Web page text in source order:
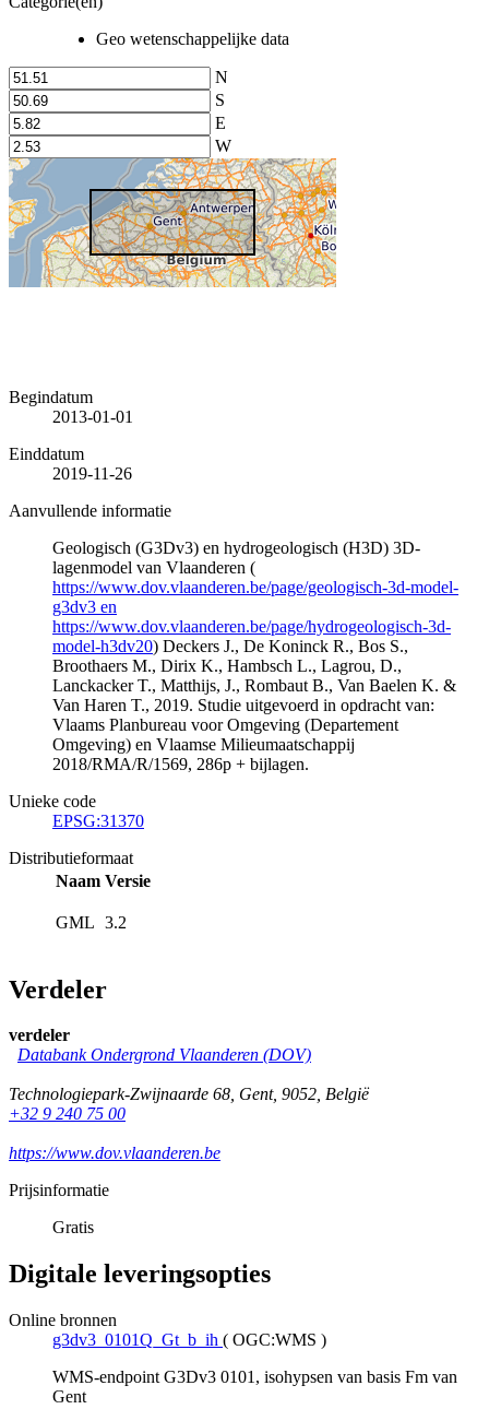
Geo wetenschappelijke data
N
S
E
W
Begindatum
2013-01-01
Einddatum
2019-11-26
Aanvullende informatie
Geologisch (G3Dv3) en hydrogeologisch (H3D) 3D-
lagenmodel van Vlaanderen (
https://www.dov.vlaanderen.be/page/geologisch-3d-model-
g3dv3 en
https://www.dov.vlaanderen.be/page/hydrogeologisch-3d-
model-h3dv20) Deckers J., De Koninck R., Bos S.,
Broothaers M., Dirix K., Hambsch L., Lagrou, D.,
Lanckacker T., Matthijs, J., Rombaut B., Van Baelen K. &
Van Haren T., 2019. Studie uitgevoerd in opdracht van:
Vlaams Planbureau voor Omgeving (Departement
Omgeving) en Vlaamse Milieumaatschappij
2018/RMA/R/1569, 286p + bijlagen.
Unieke code
EPSG:31370
Distributieformaat
Naam Versie
GML 3.2
Verdeler
verdeler
Databank Ondergrond Vlaanderen (DOV)
Technologiepark-Zwijnaarde 68, Gent, 9052, België
+32 9 240 75 00
https://www.dov.vlaanderen.be
Prijsinformatie
Gratis
Digitale leveringsopties
Online bronnen
g3dv3_0101Q_Gt_b_ih ( OGC:WMS )
WMS-endpoint G3Dv3 0101, isohypsen van basis Fm van
Gent